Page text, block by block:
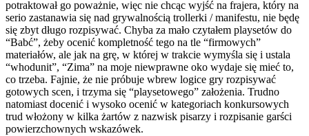
potraktował go poważnie, więc nie chcąc wyjść na frajera, który na
serio zastanawia się nad grywalnością trollerki / manifestu, nie będę
się zbyt długo rozpisywać. Chyba za mało czytałem playsetów do
“Babć”, żeby ocenić kompletność tego na tle “firmowych”
materiałów, ale jak na grę, w której w trakcie wymyśla się i ustala
“whodunit”, “Zima” na moje niewprawne oko wydaje się mieć to,
co trzeba. Fajnie, że nie próbuje wbrew logice gry rozpisywać
gotowych scen, i trzyma się “playsetowego” założenia. Trudno
natomiast docenić i wysoko ocenić w kategoriach konkursowych
trud włożony w kilka żartów z nazwisk pisarzy i rozpisanie garści
powierzchownych wskazówek.